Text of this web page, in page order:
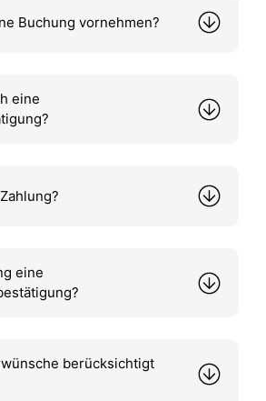
Buchung vornehmen?
eine
eine
berücksichtigt